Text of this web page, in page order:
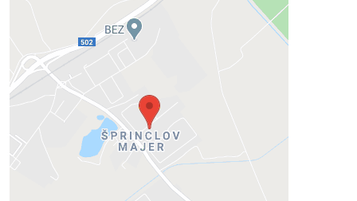
Externý obsah je blokovaný
Prajete si načítať externý obsah?
Povoliť tentokrát
Povoliť a zapamätať - súhlas s druhom
cookie: Funkčné